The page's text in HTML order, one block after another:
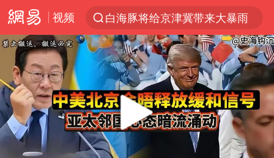
视频
白海豚将给京津冀带来大暴雨
上半年我国经营主体结构持续优化
杭州机场已取消航班388架次
中国籍豪华游艇富商之子在泰国被杀
王艺迪无缘横滨赛决赛
浙江省委书记王浩再调度：该停下的坚决停下来，让社会面静下来